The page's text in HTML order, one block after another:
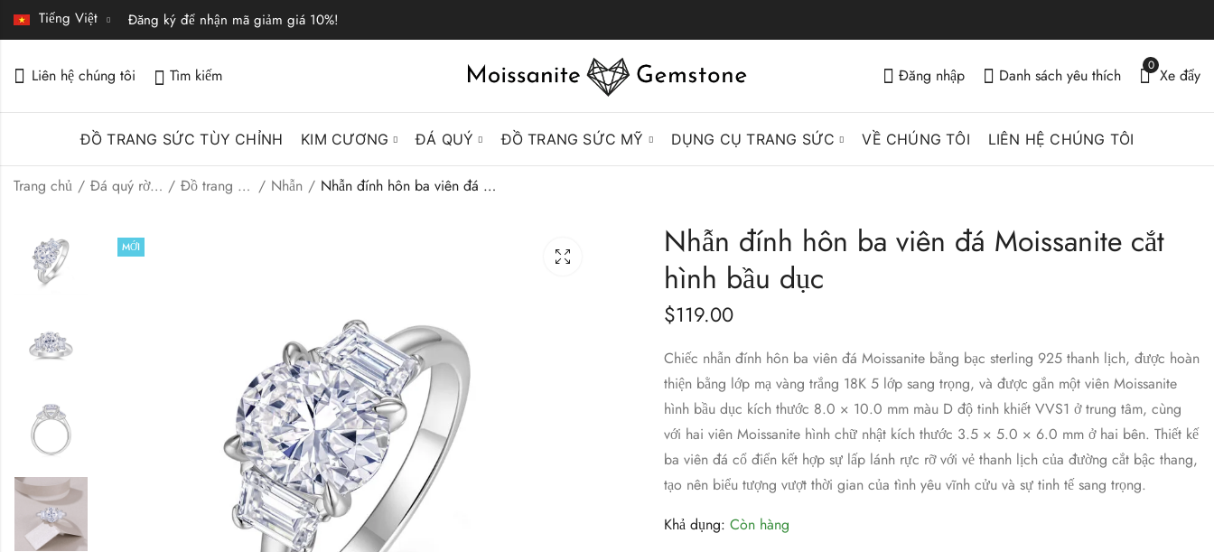
Tiếng Việt Đăng ký để nhận mã giảm giá 10%!
Liên hệ chúng tôi Tìm kiếm Đăng nhập Danh sách yêu thích
0
Xe đẩy
ĐỒ TRANG SỨC TÙY CHỈNH KIM CƯƠNG ĐÁ QUÝ ĐỒ TRANG SỨC MỸ DỤNG CỤ TRANG SỨC VỀ CHÚNG TÔI LIÊN HỆ CHÚNG TÔI
Trang chủ Đá quý rời | Trang sức cao cấp Đồ trang sức mỹ Nhẫn Nhẫn đính hôn ba viên đá Moissanite cắt hình bầu dục
Nhẫn đính hôn ba
viên đá Moissanite cắt
Nhẫn đính hôn ba
viên đá Moissanite cắt
MỚI
Nhẫn đính hôn ba viên đá Moissanite cắt
hình bầu dục
$119.00
Chiếc nhẫn đính hôn ba viên đá Moissanite bằng bạc sterling 925 thanh lịch, được hoàn
thiện bằng lớp mạ vàng trắng 18K 5 lớp sang trọng, và được gắn một viên Moissanite
hình bầu dục kích thước 8.0 × 10.0 mm màu D độ tinh khiết VVS1 ở trung tâm, cùng
với hai viên Moissanite hình chữ nhật kích thước 3.5 × 5.0 × 6.0 mm ở hai bên. Thiết kế
ba viên đá cổ điển kết hợp sự lấp lánh rực rỡ với vẻ thanh lịch của đường cắt bậc thang,
tạo nên biểu tượng vượt thời gian của tình yêu vĩnh cửu và sự tinh tế sang trọng.
Khả dụng: Còn hàng